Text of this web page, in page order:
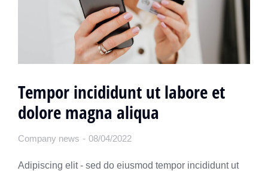
Tempor incididunt ut labore et
dolore magna aliqua
Company news 08/04/2022
Adipiscing elit - sed do eiusmod tempor incididunt ut